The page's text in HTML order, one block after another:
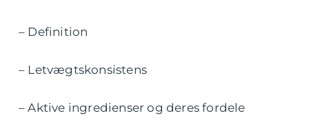
– Definition
– Letvægtskonsistens
– Aktive ingredienser og deres fordele